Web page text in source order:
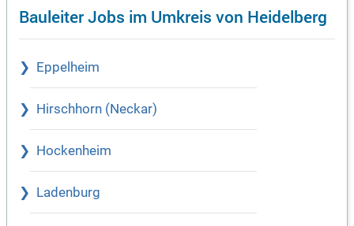
Bauleiter Jobs im Umkreis von Heidelberg
Eppelheim
Hirschhorn (Neckar)
Hockenheim
Ladenburg